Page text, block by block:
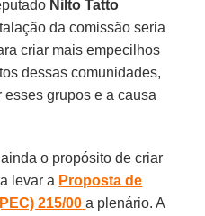
Nilto Tatto
da comissão seria
criar mais empecilhos
dessas comunidades,
grupos e a causa
o propósito de criar
levar a Proposta de
215/00 a plenário. A